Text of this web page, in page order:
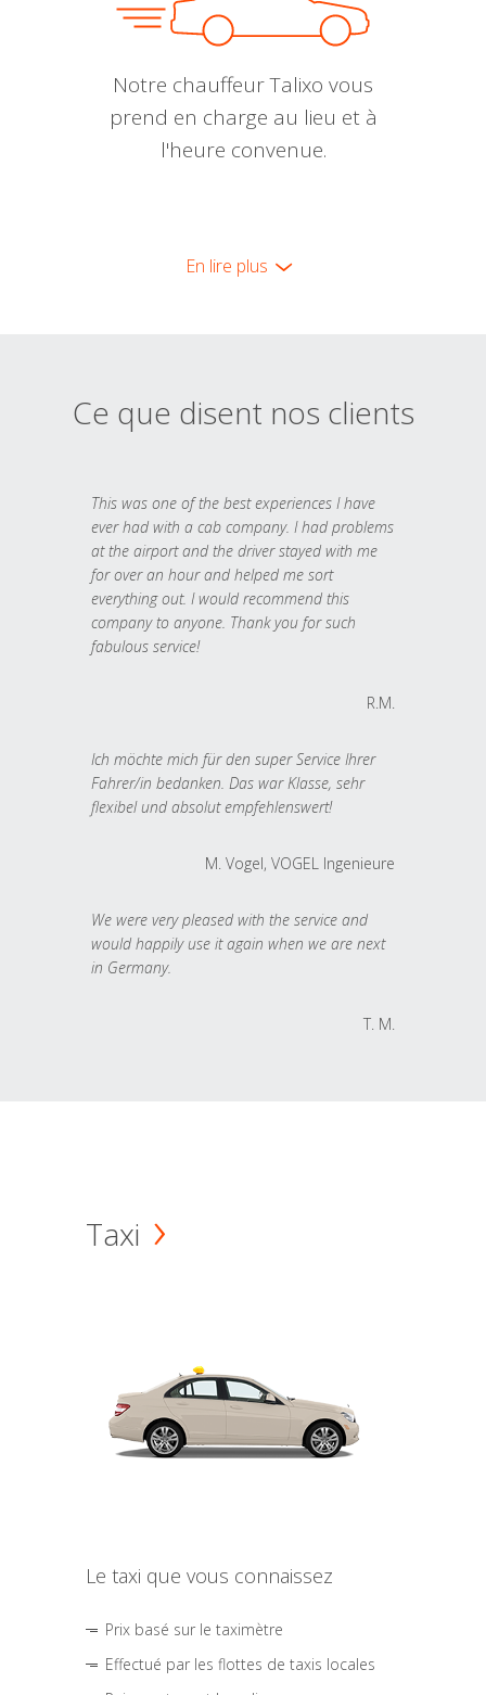
Notre chauffeur Talixo vous
prend en charge au lieu et à
l'heure convenue.
En lire plus
Ce que disent nos clients
This was one of the best experiences I have
ever had with a cab company. I had problems
at the airport and the driver stayed with me
for over an hour and helped me sort
everything out. I would recommend this
company to anyone. Thank you for such
fabulous service!
R.M.
Ich möchte mich für den super Service Ihrer
Fahrer/in bedanken. Das war Klasse, sehr
flexibel und absolut empfehlenswert!
M. Vogel, VOGEL Ingenieure
We were very pleased with the service and
would happily use it again when we are next
in Germany.
T. M.
Taxi
Le taxi que vous connaissez
Prix basé sur le taximètre
Effectué par les flottes de taxis locales